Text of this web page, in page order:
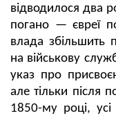
відводилося два
погано — євреї
влада збільшить
на військову
указ про
але тільки після
1850-му році,